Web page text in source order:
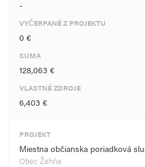
-
VYČERPANÉ Z PROJEKTU
0 €
SUMA
128,063 €
VLASTNÉ ZDROJE
6,403 €
PROJEKT
Miestna občianska poriadková
Obec Žehňa